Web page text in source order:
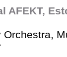
AFEKT,